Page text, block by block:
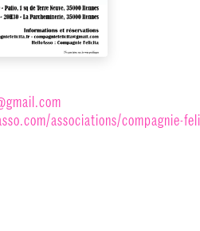
associations/compagnie-